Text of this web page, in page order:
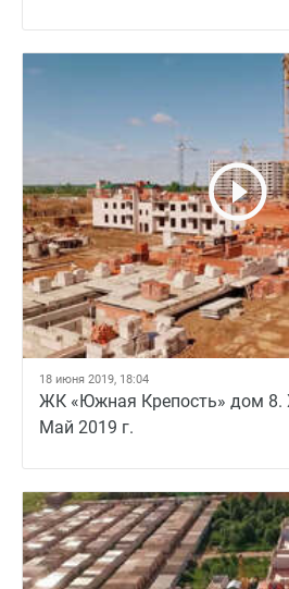
18 июня 2019, 18:04
ЖК «Южная Крепость» дом 8.
Май 2019 г.